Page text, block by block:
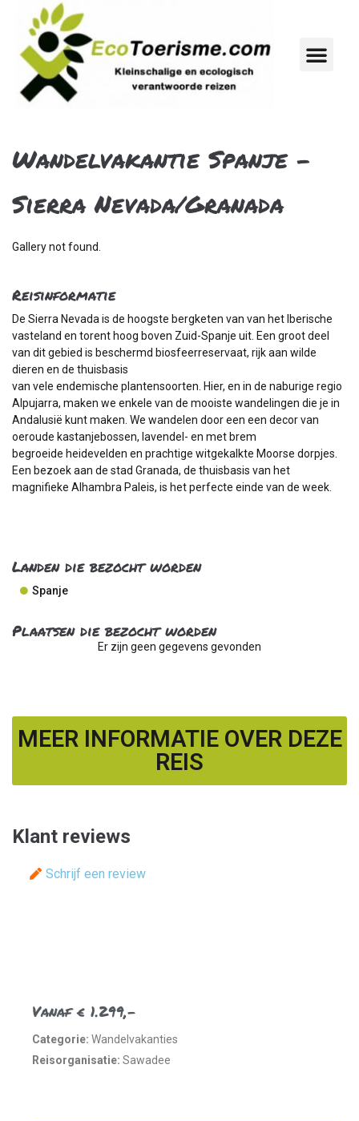
Wandelvakantie Spanje -
Sierra Nevada/Granada
Gallery not found.
Reisinformatie
De Sierra Nevada is de hoogste bergketen van van het Iberische
vasteland en torent hoog boven Zuid-Spanje uit. Een groot deel
van dit gebied is beschermd biosfeerreservaat, rijk aan wilde
dieren en de thuisbasis
van vele endemische plantensoorten. Hier, en in de naburige regio
Alpujarra, maken we enkele van de mooiste wandelingen die je in
Andalusië kunt maken. We wandelen door een een decor van
oeroude kastanjebossen, lavendel- en met brem
begroeide heidevelden en prachtige witgekalkte Moorse dorpjes.
Een bezoek aan de stad Granada, de thuisbasis van het
magnifieke Alhambra Paleis, is het perfecte einde van de week.
Landen die bezocht worden
Spanje
Plaatsen die bezocht worden
Er zijn geen gegevens gevonden
MEER INFORMATIE OVER DEZE
REIS
Klant reviews
Schrijf een review
Vanaf € 1.299,-
Categorie: Wandelvakanties
Reisorganisatie: Sawadee